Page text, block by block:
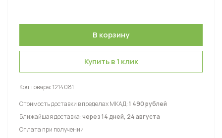
Купить в 1 клик
Код товара:1214081
Стоимость доставки в пределах МКАД:1 490 рублей
Ближайшая доставка:через 14 дней, 24 августа
Оплата при получении